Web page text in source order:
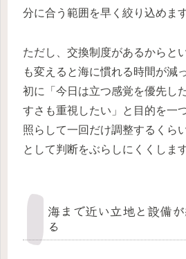
分に合う範囲を早く絞り込めます
ただし、交換制度があるからと
も変えると海に慣れる時間が減
初に「今日は立つ感覚を優先し
すさも重視したい」と目的を一
照らして一回だけ調整するくら
として判断をぶらしにくくします
海まで近い立地と設備
る